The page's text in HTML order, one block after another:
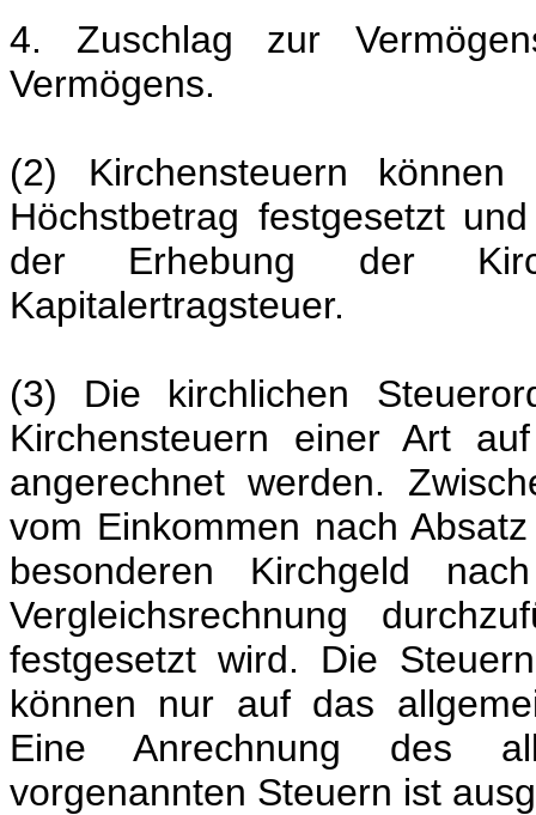
4. Zuschlag zur
Vermögens.
(2) Kirchensteuern
Höchstbetrag festgesetzt
der Erhebung der
Kapitalertragsteuer.
(3) Die kirchlichen
Kirchensteuern einer Art
angerechnet werden.
vom Einkommen nach
besonderen Kirchgeld
Vergleichsrechnung
festgesetzt wird. Die
können nur auf das
Eine Anrechnung des
vorgenannten Steuern ist